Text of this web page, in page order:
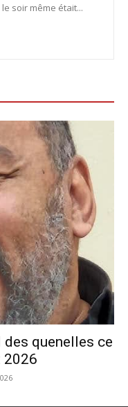
soir même était...
des quenelles ce
2026